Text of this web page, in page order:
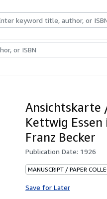
Art & Collectables
Ansichtskarte
Kettwig
Franz Becker
Publication Date: 1926
MANUSCRIPT / PAPER
Save for Later